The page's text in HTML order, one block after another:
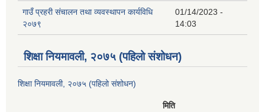
गाउँ प्रहरी संचालन तथा व्यवस्थापन कार्यविधि
२०७९
01/14/2023 -
14:03
शिक्षा नियमावली, २०७५ (पहिलो संशोधन)
शिक्षा नियमावली, २०७५ (पहिलो संशोधन)
मिति